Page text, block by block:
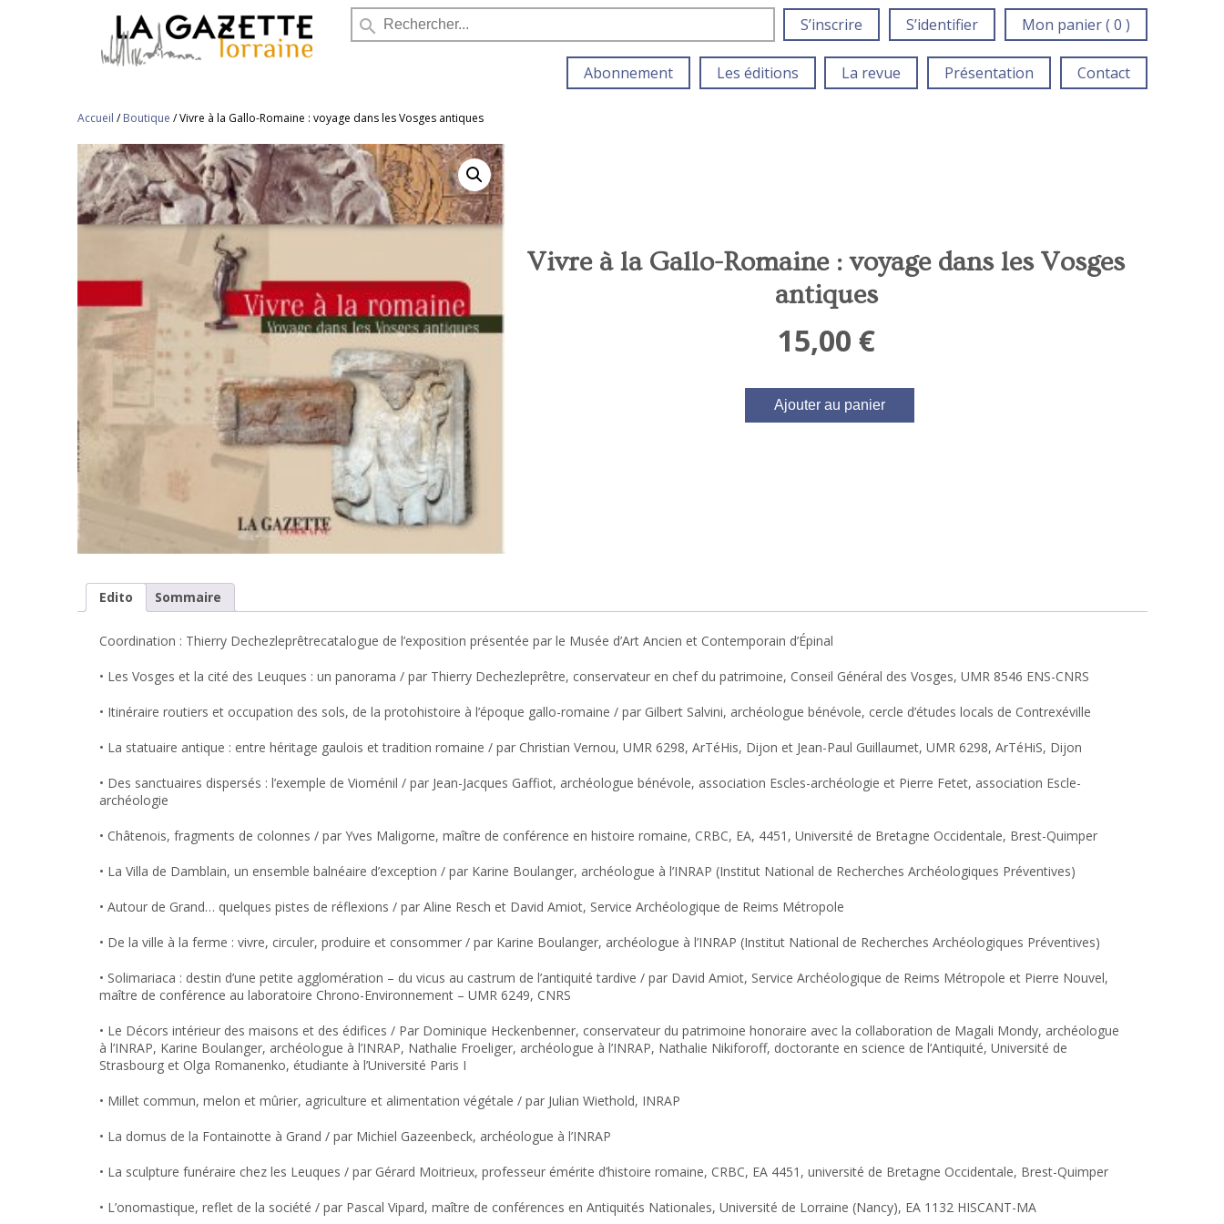
search S’inscrire S’identifier Mon panier ( 0 )
Abonnement Les éditions La revue Présentation Contact
Accueil /Boutique /Vivre à la Gallo-Romaine : voyage dans les Vosges antiques
Vivre à la Gallo-Romaine : voyage dans les Vosges
antiques
15,00 €
Ajouter au panier
Edito Sommaire
Coordination : Thierry Dechezleprêtrecatalogue de l’exposition présentée par le Musée d’Art Ancien et Contemporain d’Épinal
• Les Vosges et la cité des Leuques : un panorama / par Thierry Dechezleprêtre, conservateur en chef du patrimoine, Conseil Général des Vosges, UMR 8546 ENS-CNRS
• Itinéraire routiers et occupation des sols, de la protohistoire à l’époque gallo-romaine / par Gilbert Salvini, archéologue bénévole, cercle d’études locals de Contrexéville
• La statuaire antique : entre héritage gaulois et tradition romaine / par Christian Vernou, UMR 6298, ArTéHis, Dijon et Jean-Paul Guillaumet, UMR 6298, ArTéHiS, Dijon
• Des sanctuaires dispersés : l’exemple de Vioménil / par Jean-Jacques Gaffiot, archéologue bénévole, association Escles-archéologie et Pierre Fetet, association Escle-
archéologie
• Châtenois, fragments de colonnes / par Yves Maligorne, maître de conférence en histoire romaine, CRBC, EA, 4451, Université de Bretagne Occidentale, Brest-Quimper
• La Villa de Damblain, un ensemble balnéaire d’exception / par Karine Boulanger, archéologue à l’INRAP (Institut National de Recherches Archéologiques Préventives)
• Autour de Grand… quelques pistes de réflexions / par Aline Resch et David Amiot, Service Archéologique de Reims Métropole
• De la ville à la ferme : vivre, circuler, produire et consommer / par Karine Boulanger, archéologue à l’INRAP (Institut National de Recherches Archéologiques Préventives)
• Solimariaca : destin d’une petite agglomération – du vicus au castrum de l’antiquité tardive / par David Amiot, Service Archéologique de Reims Métropole et Pierre Nouvel,
maître de conférence au laboratoire Chrono-Environnement – UMR 6249, CNRS
• Le Décors intérieur des maisons et des édifices / Par Dominique Heckenbenner, conservateur du patrimoine honoraire avec la collaboration de Magali Mondy, archéologue
à l’INRAP, Karine Boulanger, archéologue à l’INRAP, Nathalie Froeliger, archéologue à l’INRAP, Nathalie Nikiforoff, doctorante en science de l’Antiquité, Université de
Strasbourg et Olga Romanenko, étudiante à l’Université Paris I
• Millet commun, melon et mûrier, agriculture et alimentation végétale / par Julian Wiethold, INRAP
• La domus de la Fontainotte à Grand / par Michiel Gazeenbeck, archéologue à l’INRAP
• La sculpture funéraire chez les Leuques / par Gérard Moitrieux, professeur émérite d’histoire romaine, CRBC, EA 4451, université de Bretagne Occidentale, Brest-Quimper
• L’onomastique, reflet de la société / par Pascal Vipard, maître de conférences en Antiquités Nationales, Université de Lorraine (Nancy), EA 1132 HISCANT-MA